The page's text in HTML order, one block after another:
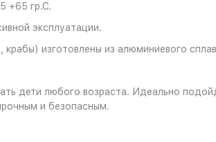
+65 гр.С.
эксплуатации.
изготовлены из алюминиевого
дети любого возраста. Идеально
и безопасным.